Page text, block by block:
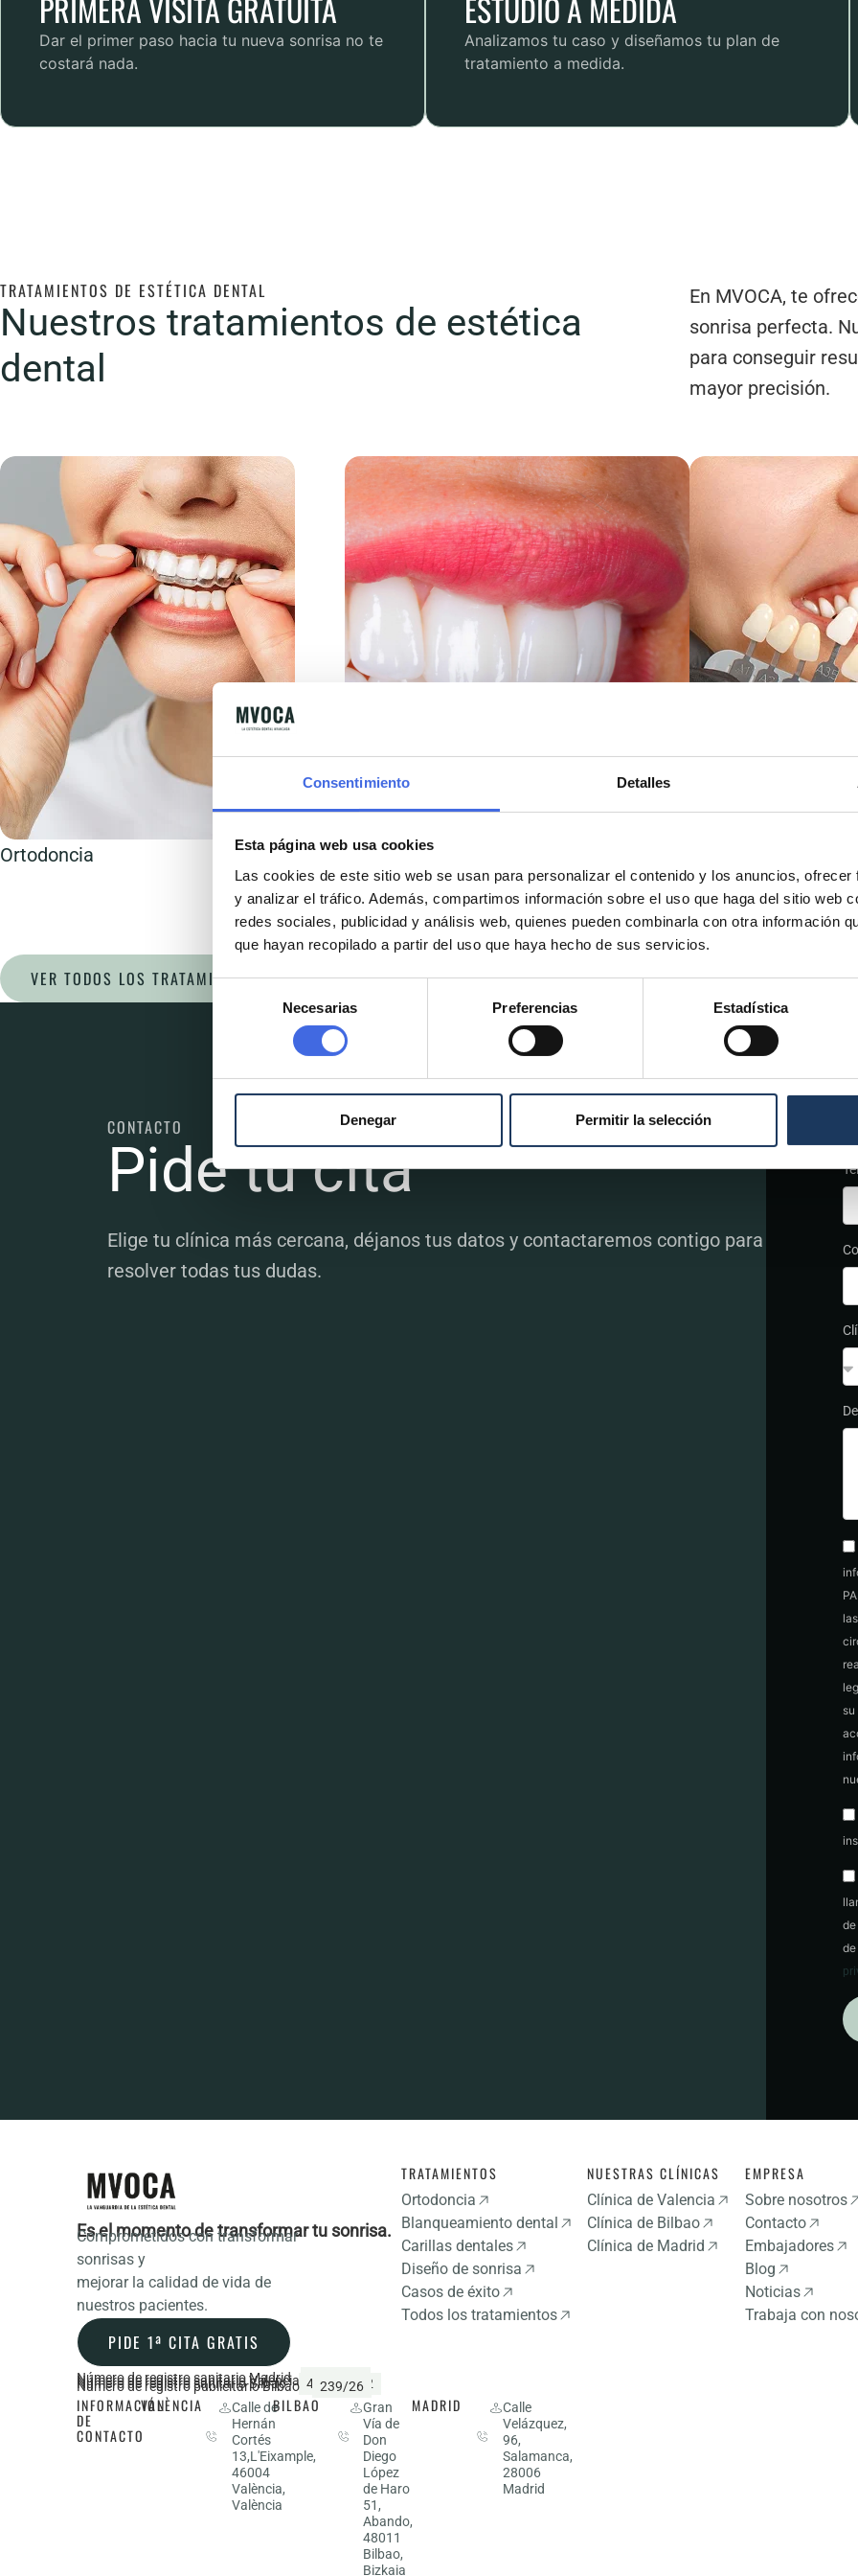
Consentimiento Detalles
Esta página web usa cookies
Las cookies de este sitio web se usan para personalizar el contenido y los anuncios,
y analizar el tráfico. Además, compartimos información sobre el uso que haga del sitio web
redes sociales, publicidad y análisis web, quienes pueden combinarla con otra información
que hayan recopilado a partir del uso que haya hecho de sus servicios.
consentimiento
Necesarias Preferencias Estadística
Denegar Permitir la selección
Dar el primer paso hacia tu nueva sonrisa no te
costará nada.
Analizamos tu caso y diseñamos tu plan de
tratamiento a medida.
TRATAMIENTOS DE ESTÉTICA DENTAL
Nuestros tratamientos de estética
dental
En MVOCA, te
sonrisa perfecta.
para conseguir
mayor precisión.
Alinear tus dientes y corregir la
mordida, permitiéndote ganar una
estabilidad funcional óptima al
morder adecuadamente
Ortodoncia
Porcelana, composite o
microcarillas para mejorar forma,
color y proporción.
Carillas dentales
Técnicas
VER TODOS LOS TRATAMIENTOS
CONTACTO
Pide tu cita
Elige tu clínica más cercana, déjanos tus datos y contactaremos contigo para
resolver todas tus dudas.
Es el momento de transformar tu sonrisa.
Comprometidos con transformar
sonrisas y
mejorar la calidad de vida de
nuestros pacientes.
PIDE 1ª CITA GRATIS
Número de registro sanitario Madrid CS22139
Número de registro sanitario Valencia 44368
Número de registro sanitario Bilbao 48/016292
Número de registro publicitario Bilbao 239/26
TRATAMIENTOS
Ortodoncia
Blanqueamiento dental
Carillas dentales
Diseño de sonrisa
Casos de éxito
Todos los tratamientos
NUESTRAS CLÍNICAS
Clínica de Valencia
Clínica de Bilbao
Clínica de Madrid
EMPRESA
Sobre nosotros
Contacto
Embajadores
Blog
Noticias
Trabaja con
INFORMACIÓN
DE
CONTACTO
VALÈNCIA
963
53
27
13
Calle de
Hernán
Cortés
13,L'Eixample,
46004
València,
València
BILBAO
944
14
03
63
Gran
Vía de
Don
Diego
López
de Haro
51,
Abando,
48011
Bilbao,
Bizkaia
MADRID
910
53
75
06
Calle
Velázquez,
96,
Salamanca,
28006
Madrid